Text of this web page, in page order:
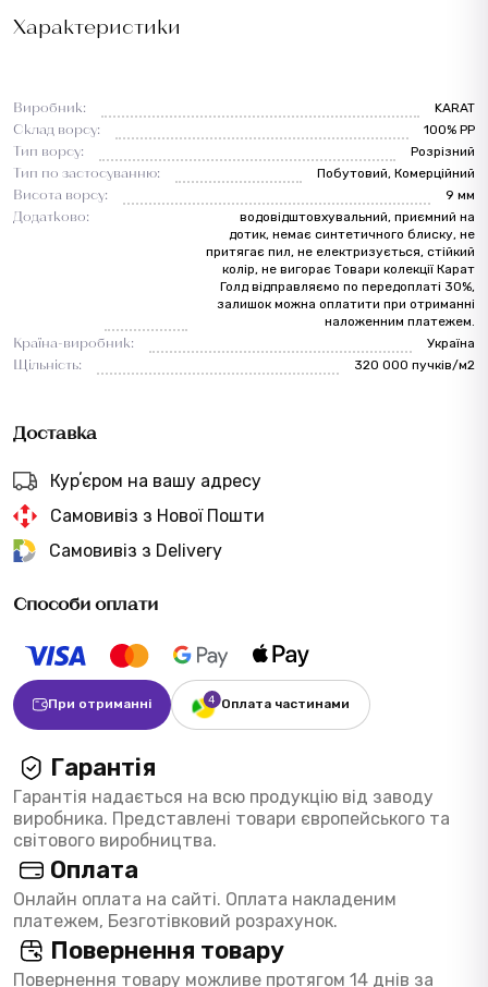
Характеристики
Виробник:
KARAT
Склад ворсу:
100% PP
Тип ворсу:
Розрізний
Тип по застосуванню:
Побутовий, Комерційний
Висота ворсу:
9 мм
Додатково:
водовідштовхувальний, приємний на
дотик, немає синтетичного блиску, не
притягає пил, не електризується, стійкий
колір, не вигорає Товари колекції Карат
Голд відправляємо по передоплаті 30%,
залишок можна оплатити при отриманні
наложенним платежем.
Країна-виробник:
Україна
Щільність:
320 000 пучків/м2
Доставка
Курʼєром на вашу адресу
Самовивіз з Нової Пошти
Самовивіз з Delivery
Способи оплати
При отриманні Оплата частинами
Гарантія
Гарантія надається на всю продукцію від заводу
виробника. Представлені товари європейського та
світового виробництва.
Оплата
Онлайн оплата на сайті. Оплата накладеним
платежем, Безготівковий розрахунок.
Повернення товару
Повернення товару можливе протягом 14 днів за